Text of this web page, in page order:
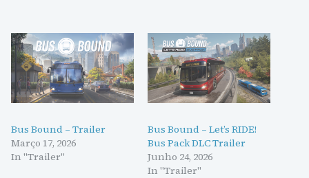
Bus Bound – Trailer
Março 17, 2026
In "Trailer"
Bus Bound – Let’s RIDE!
Bus Pack DLC Trailer
Junho 24, 2026
In "Trailer"